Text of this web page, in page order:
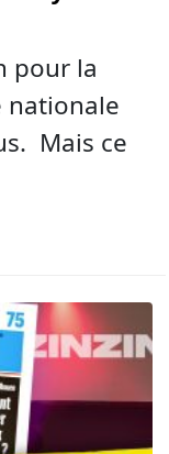
pour la
nationale
Mais ce